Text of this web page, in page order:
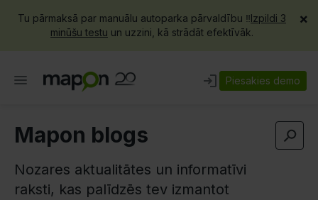
Tu pārmaksā par manuālu autoparka pārvaldību ‼️Izpildi 3
minūšu testu un uzzini, kā strādāt efektīvāk.
×
Piesakies demo
Mapon blogs
Nozares aktualitātes un informatīvi
raksti, kas palīdzēs tev izmantot